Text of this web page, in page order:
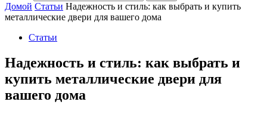
Домой Статьи Надежность и стиль: как выбрать и купить
металлические двери для вашего дома
Статьи
Надежность и стиль: как выбрать и
купить металлические двери для
вашего дома